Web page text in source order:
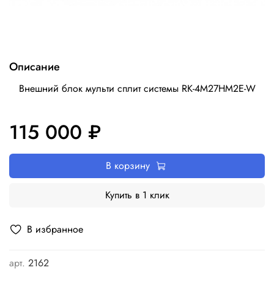
В избранное
арт. 2162
Описание
Внешний блок мульти сплит системы RK-4M27HM2E-W
115 000 ₽
В корзину
Купить в 1 клик